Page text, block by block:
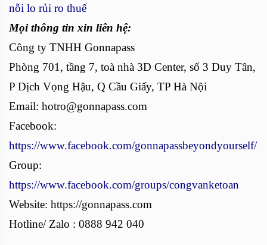
nỗi lo rủi ro thuế
Mọi thông tin xin liên hệ:
Công ty TNHH Gonnapass
Phòng 701, tầng 7, toà nhà 3D Center, số 3 Duy Tân,
P Dịch Vọng Hậu, Q Cầu Giấy, TP Hà Nội
Email: hotro@gonnapass.com
Facebook:
https://www.facebook.com/gonnapassbeyondyourself/
Group:
https://www.facebook.com/groups/congvanketoan
Website: https://gonnapass.com
Hotline/ Zalo : 0888 942 040